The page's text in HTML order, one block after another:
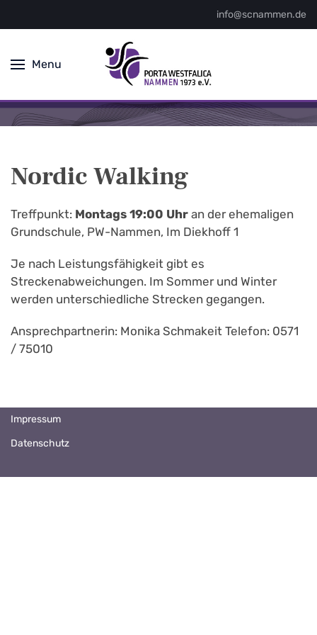
info@scnammen.de
Menu
Nordic Walking
Treffpunkt: Montags 19:00 Uhr an der ehemaligen
Grundschule, PW-Nammen, Im Diekhoff 1
Je nach Leistungsfähigkeit gibt es
Streckenabweichungen. Im Sommer und Winter
werden unterschiedliche Strecken gegangen.
Ansprechpartnerin: Monika Schmakeit Telefon: 0571
/ 75010
Impressum
Datenschutz